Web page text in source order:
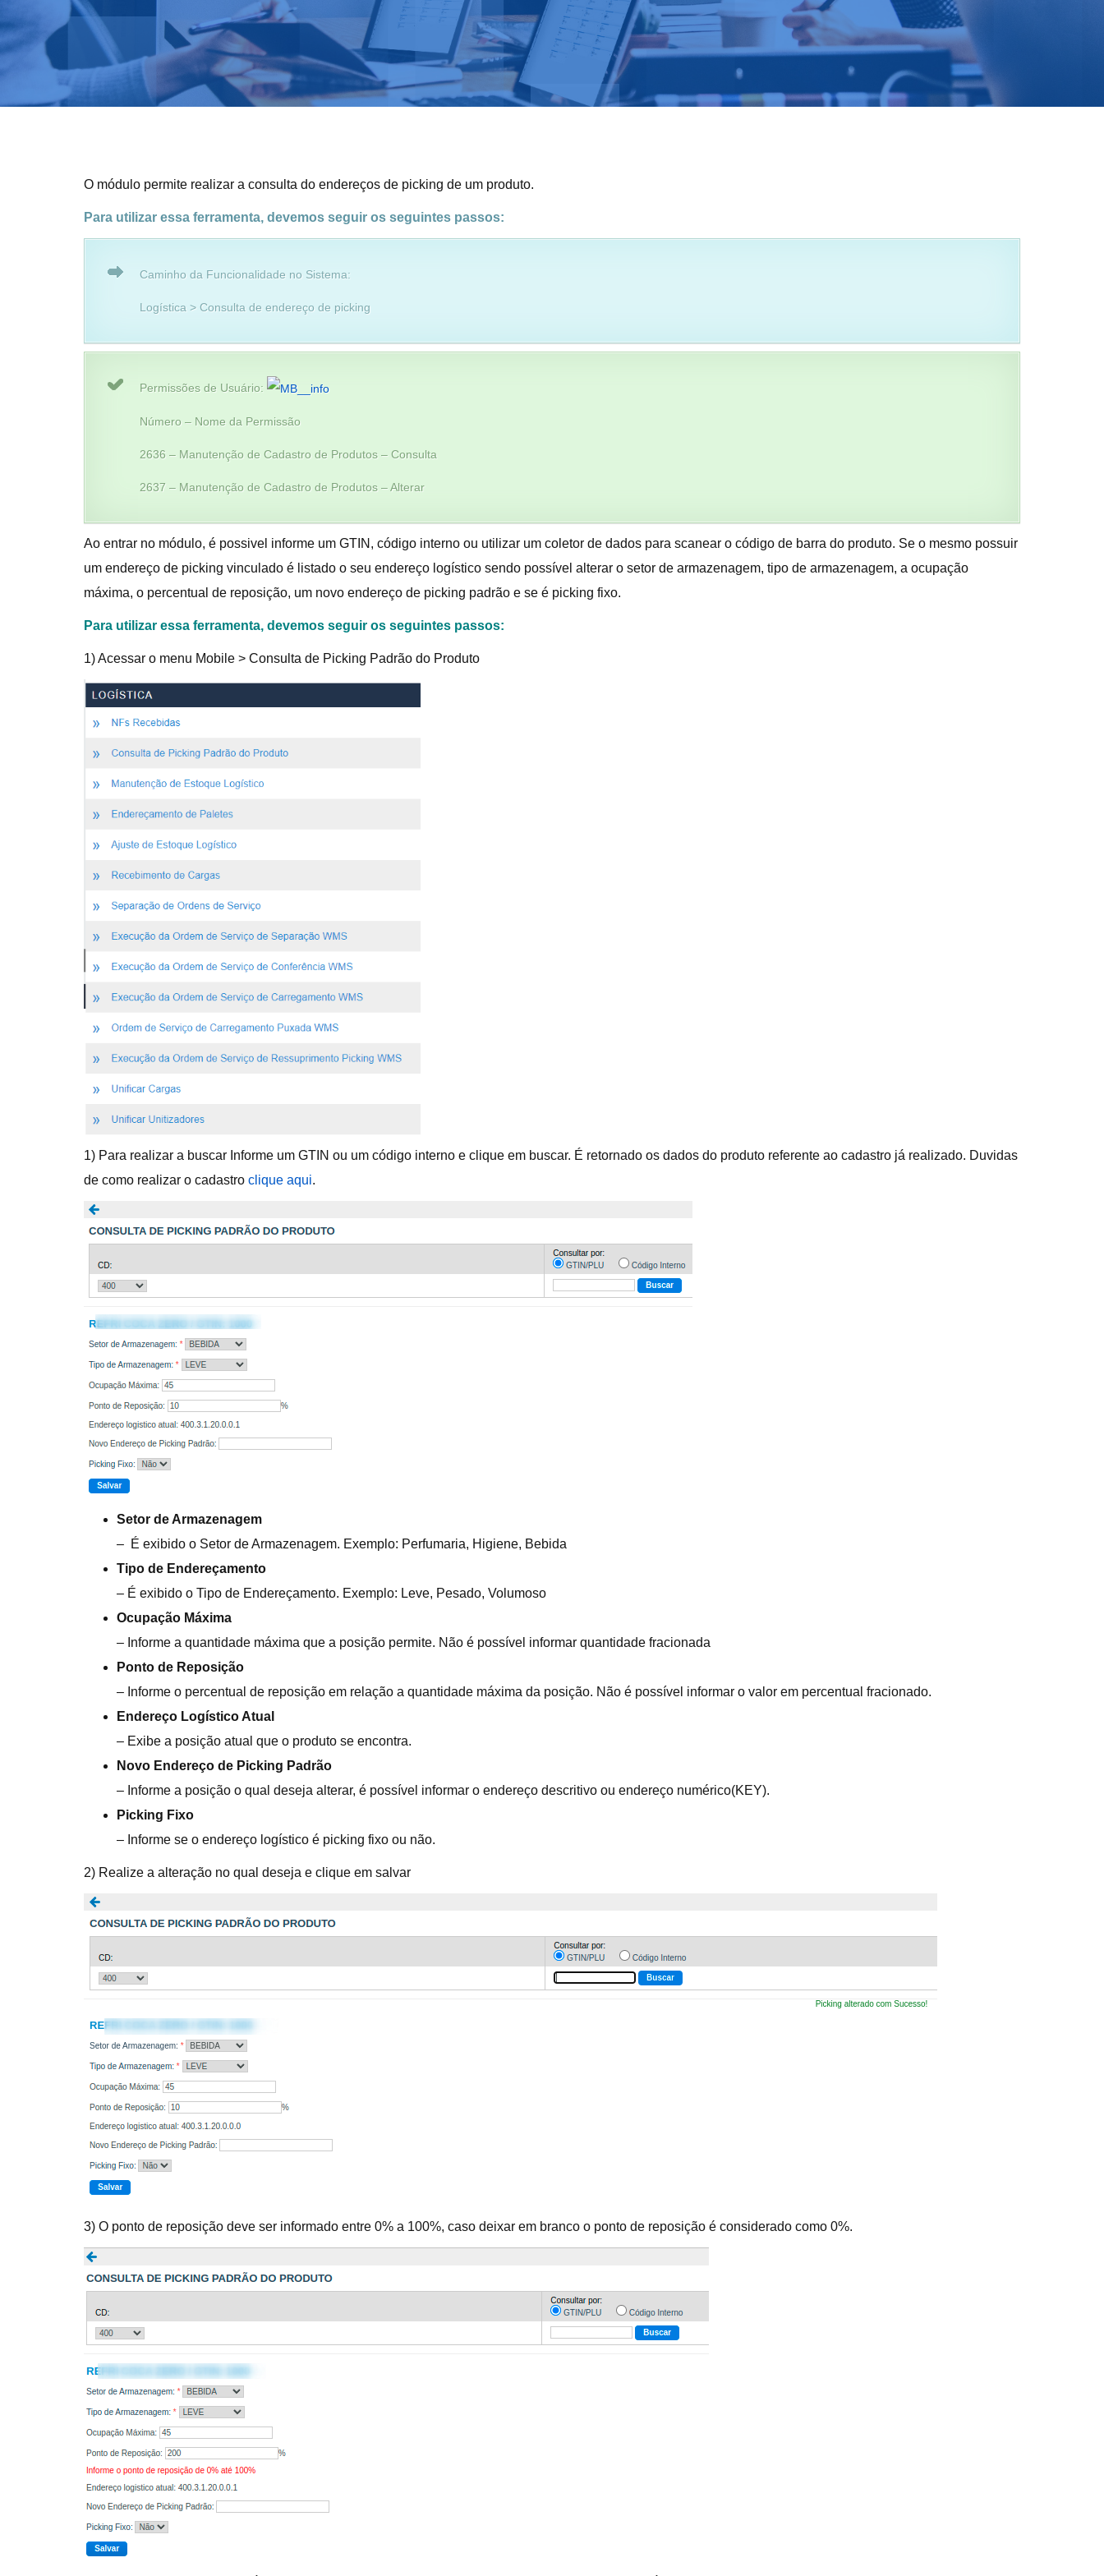
O módulo permite realizar a consulta do endereços de picking de um produto.
Para utilizar essa ferramenta, devemos seguir os seguintes passos:
Caminho da Funcionalidade no Sistema:
Logística > Consulta de endereço de picking
Permissões de Usuário:
Número – Nome da Permissão
2636 – Manutenção de Cadastro de Produtos – Consulta
2637 – Manutenção de Cadastro de Produtos – Alterar
Ao entrar no módulo, é possivel informe um GTIN, código interno ou utilizar um coletor de dados para scanear o código de barra do produto. Se o mesmo possuir
um endereço de picking vinculado é listado o seu endereço logístico sendo possível alterar o setor de armazenagem, tipo de armazenagem, a ocupação
máxima, o percentual de reposição, um novo endereço de picking padrão e se é picking fixo.
Para utilizar essa ferramenta, devemos seguir os seguintes passos:
1) Acessar o menu Mobile > Consulta de Picking Padrão do Produto
1) Para realizar a buscar Informe um GTIN ou um código interno e clique em buscar. É retornado os dados do produto referente ao cadastro já realizado. Duvidas
de como realizar o cadastro clique aqui.
Setor de Armazenagem
– É exibido o Setor de Armazenagem. Exemplo: Perfumaria, Higiene, Bebida
Tipo de Endereçamento
– É exibido o Tipo de Endereçamento. Exemplo: Leve, Pesado, Volumoso
Ocupação Máxima
– Informe a quantidade máxima que a posição permite. Não é possível informar quantidade fracionada
Ponto de Reposição
– Informe o percentual de reposição em relação a quantidade máxima da posição. Não é possível informar o valor em percentual fracionado.
Endereço Logístico Atual
– Exibe a posição atual que o produto se encontra.
Novo Endereço de Picking Padrão
– Informe a posição o qual deseja alterar, é possível informar o endereço descritivo ou endereço numérico(KEY).
Picking Fixo
– Informe se o endereço logístico é picking fixo ou não.
2) Realize a alteração no qual deseja e clique em salvar
3) O ponto de reposição deve ser informado entre 0% a 100%, caso deixar em branco o ponto de reposição é considerado como 0%.